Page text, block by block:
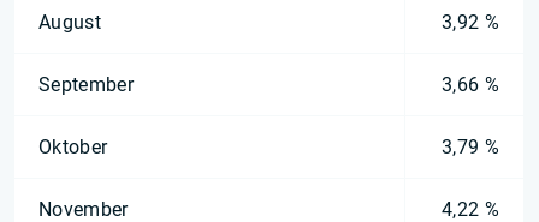
August 3,92 %
September 3,66 %
Oktober 3,79 %
November 4,22 %